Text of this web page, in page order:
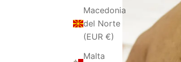
Macedonia
del Norte
(EUR €)
Malta